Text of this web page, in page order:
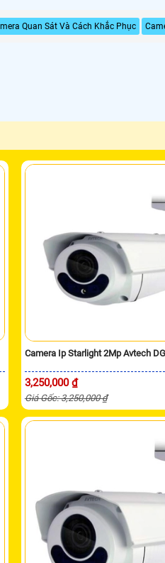
Quan Sát Và Cách Khắc Phục
Camera Ip Starlight 2Mp Avtech
3,250,000 ₫
Giá Gốc: 3,250,000 ₫